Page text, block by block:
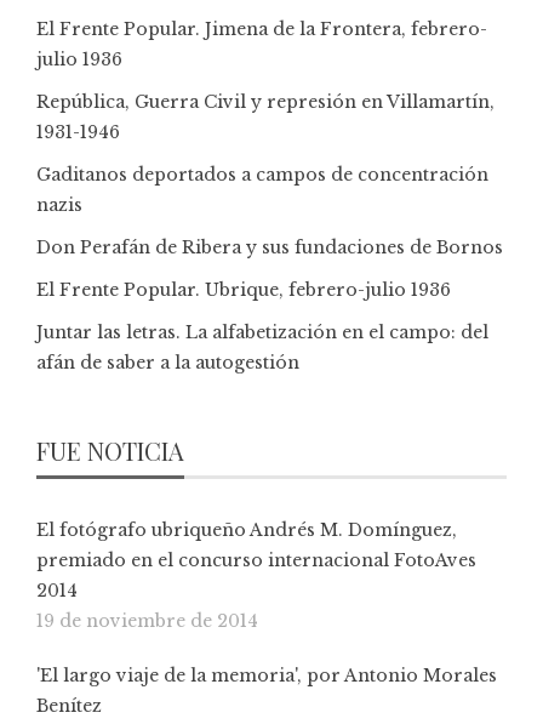
El Frente Popular. Jimena de la Frontera, febrero-
julio 1936
República, Guerra Civil y represión en Villamartín,
1931-1946
Gaditanos deportados a campos de concentración
nazis
Don Perafán de Ribera y sus fundaciones de Bornos
El Frente Popular. Ubrique, febrero-julio 1936
Juntar las letras. La alfabetización en el campo: del
afán de saber a la autogestión
FUE NOTICIA
El fotógrafo ubriqueño Andrés M. Domínguez,
premiado en el concurso internacional FotoAves
2014
19 de noviembre de 2014
'El largo viaje de la memoria', por Antonio Morales
Benítez